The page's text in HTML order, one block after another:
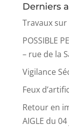
Derniers
Travaux
POSSIBLE
– rue de la
Vigilance
Feux
Retour en
AIGLE du